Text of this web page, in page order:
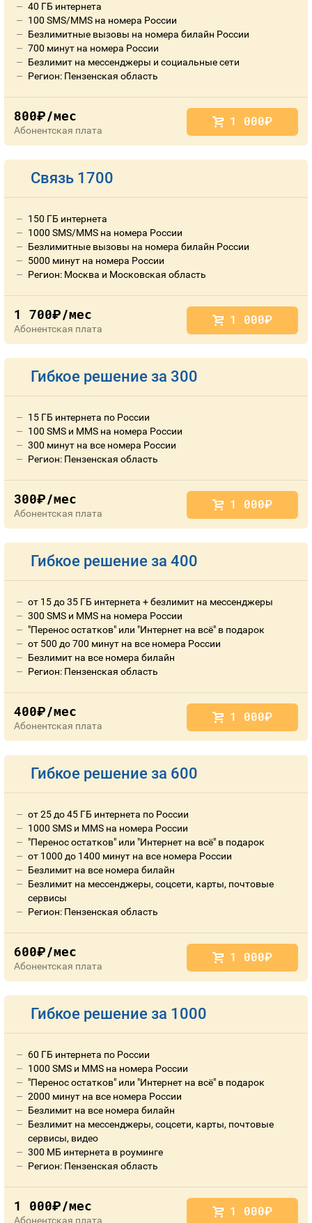
40 ГБ интернета
100 SMS/MMS на номера России
Безлимитные вызовы на номера билайн России
700 минут на номера России
Безлимит на мессенджеры и социальные сети
Регион: Пензенская область
800руб./мес
Абонентская плата
1 000руб.
Связь 1700
150 ГБ интернета
1000 SMS/MMS на номера России
Безлимитные вызовы на номера билайн России
5000 минут на номера России
Регион: Москва и Московская область
1 700руб./мес
Абонентская плата
1 000руб.
Гибкое решение за 300
15 ГБ интернета по России
100 SMS и MMS на номера России
300 минут на все номера России
Регион: Пензенская область
300руб./мес
Абонентская плата
1 000руб.
Гибкое решение за 400
от 15 до 35 ГБ интернета + безлимит на мессенджеры
300 SMS и MMS на номера России
"Перенос остатков" или "Интернет на всё" в подарок
от 500 до 700 минут на все номера России
Безлимит на все номера билайн
Регион: Пензенская область
400руб./мес
Абонентская плата
1 000руб.
Гибкое решение за 600
от 25 до 45 ГБ интернета по России
1000 SMS и MMS на номера России
"Перенос остатков" или "Интернет на всё" в подарок
от 1000 до 1400 минут на все номера России
Безлимит на все номера билайн
Безлимит на мессенджеры, соцсети, карты, почтовые
сервисы
Регион: Пензенская область
600руб./мес
Абонентская плата
1 000руб.
Гибкое решение за 1000
60 ГБ интернета по России
1000 SMS и MMS на номера России
"Перенос остатков" или "Интернет на всё" в подарок
2000 минут на все номера России
Безлимит на все номера билайн
Безлимит на мессенджеры, соцсети, карты, почтовые
сервисы, видео
300 МБ интернета в роуминге
Регион: Пензенская область
1 000руб./мес
Абонентская плата
1 000руб.